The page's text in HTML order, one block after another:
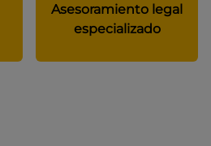
Asesoramiento legal
especializado